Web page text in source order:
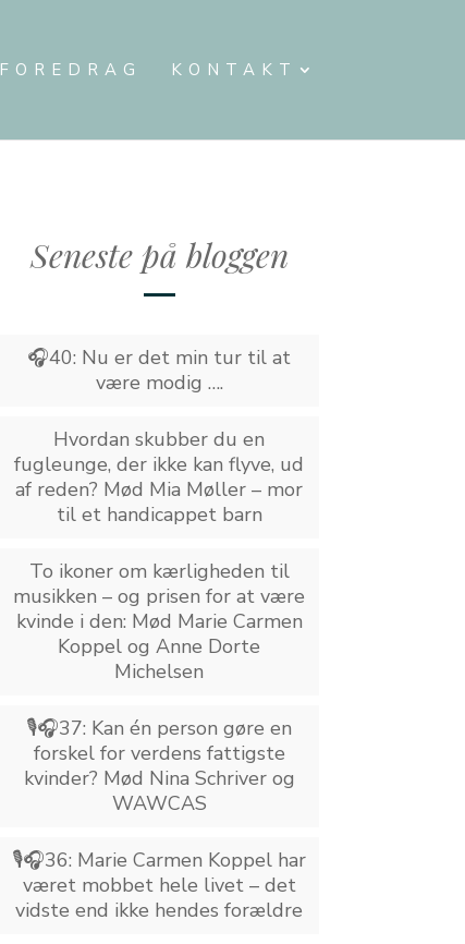
FOREDRAG KONTAKT
Seneste på bloggen
🎧40: Nu er det min tur til at
være modig ….
Hvordan skubber du en
fugleunge, der ikke kan flyve, ud
af reden? Mød Mia Møller – mor
til et handicappet barn
To ikoner om kærligheden til
musikken – og prisen for at være
kvinde i den: Mød Marie Carmen
Koppel og Anne Dorte
Michelsen
🎙️🎧37: Kan én person gøre en
forskel for verdens fattigste
kvinder? Mød Nina Schriver og
WAWCAS
🎙️🎧36: Marie Carmen Koppel har
været mobbet hele livet – det
vidste end ikke hendes forældre